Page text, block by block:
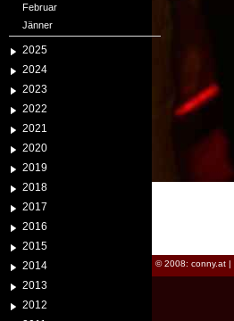
Februar
Jänner
2025
2024
2023
2022
2021
2020
2019
2018
2017
2016
2015
2014
2013
2012
© 2008: conny.at |